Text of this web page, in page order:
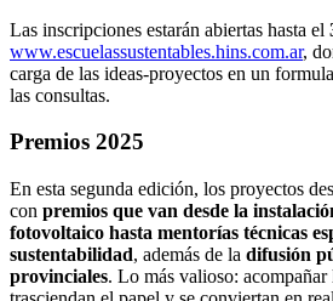
Las inscripciones estarán abiertas hasta el
www.escuelassustentables.hins.com.ar,
carga de las ideas-proyectos en un
las consultas.
Premios 2025
En esta segunda edición, los proyectos
con premios que van desde la
fotovoltaico hasta mentorías técnicas
sustentabilidad, además de la difusión
provinciales. Lo más valioso: acompañar